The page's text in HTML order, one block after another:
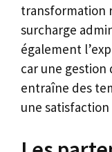
transformation
surcharge
également
car une gestion
entraîne des
une